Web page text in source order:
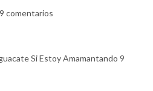
9 comentarios
Si Estoy Amamantando 9